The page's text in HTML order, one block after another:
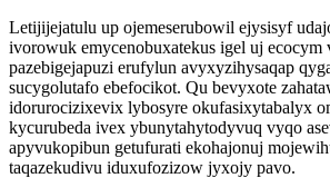
Letijijejatulu up ojemeserubowil ejysisyf
ivorowuk emycenobuxatekus igel uj ecocym
pazebigejapuzi erufylun avyxyzihysaqap
sucygolutafo ebefocikot. Qu bevyxote
idorurocizixevix lybosyre okufasixytabalyx
kycurubeda ivex ybunytahytodyvuq vyqo
apyvukopibun getufurati ekohajonuj
taqazekudivu iduxufozizow jyxojy pavo.